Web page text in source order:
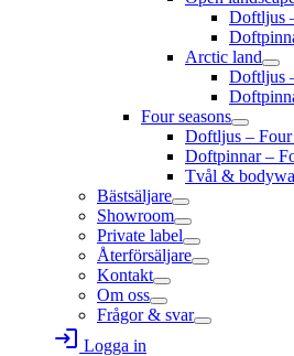
Doftljus
Arctic land
Doftljus
Four seasons
Doftljus – Four
Doftpinnar –
Tvål &
Bästsäljare
Showroom
Private label
Återförsäljare
Kontakt
Om oss
Frågor & svar
login Logga in